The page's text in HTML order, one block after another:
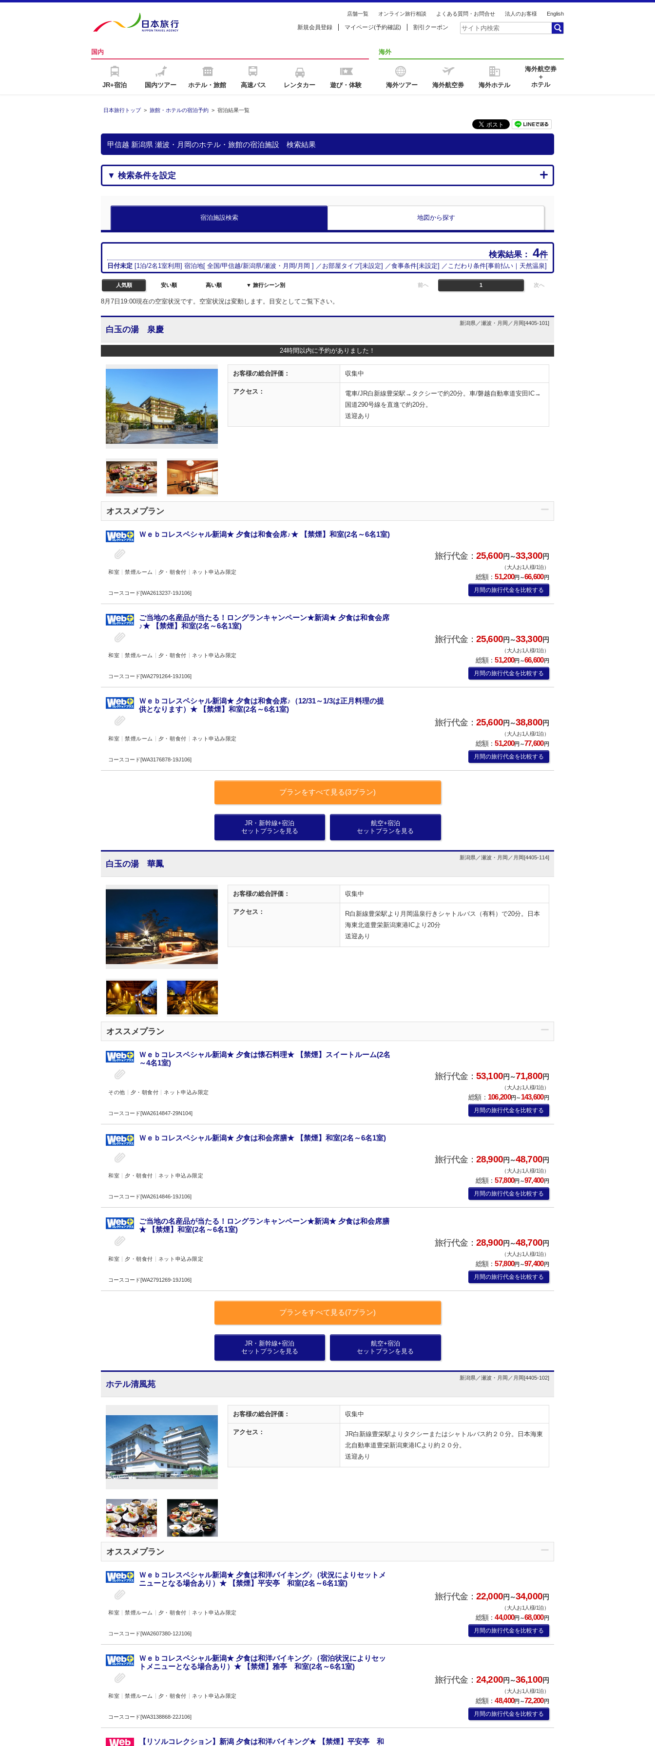
店舗一覧 オンライン旅行相談 よくある質問・お問合せ 法人のお客様 English
新規会員登録 マイページ(予約確認) 割引クーポン
国内
JR+宿泊 国内ツアー ホテル・旅館 高速バス レンタカー 遊び・体験
海外
海外ツアー 海外航空券 海外ホテル
海外航空券
＋
ホテル
日本旅行トップ > 旅館・ホテルの宿泊予約 > 宿泊結果一覧
甲信越 新潟県 瀬波・月岡のホテル・旅館の宿泊施設 検索結果
▼ 検索条件を設定
宿泊施設検索 地図から探す
検索結果： 4件
日付未定 [1泊/2名 1室利用] 宿泊地[ 全国/甲信越/新潟県/瀬波・月岡/月岡 ] ／お部屋タイプ[未設定] ／食事条件[未設定] ／こだわり条件[事前払い ｜ 天然温泉]
人気順 安い順 高い順 ▼ 旅行シーン別 前へ 1 次へ
8月7日19:00現在の空室状況です。空室状況は変動します。目安としてご覧下さい。
白玉の湯 泉慶
新潟県／瀬波・月岡／月岡[4405-101]
24時間以内に予約がありました！
お客様の総合評価： 収集中
アクセス：
電車/JR白新線豊栄駅→タクシーで約20分。車/磐越自動車道安田IC→
国道290号線を直進で約20分。
送迎あり
オススメプラン
Ｗｅｂコレスペシャル新潟★ 夕食は和食会席♪★ 【禁煙】和室(2名～6名1室)
和室 禁煙ルーム 夕・朝食付 ネット申込み限定
旅行代金：25,600円～33,300円
（大人お1人様/1泊）
総額：51,200円～66,600円
コースコード[WA2613237-19J106] 月間の旅行代金を比較する
ご当地の名産品が当たる！ロングランキャンペーン★新潟★ 夕食は和食会席
♪★ 【禁煙】和室(2名～6名1室)
和室 禁煙ルーム 夕・朝食付 ネット申込み限定
旅行代金：25,600円～33,300円
（大人お1人様/1泊）
総額：51,200円～66,600円
コースコード[WA2791264-19J106] 月間の旅行代金を比較する
Ｗｅｂコレスペシャル新潟★ 夕食は和食会席♪（12/31～1/3は正月料理の提
供となります）★ 【禁煙】和室(2名～6名1室)
和室 禁煙ルーム 夕・朝食付 ネット申込み限定
旅行代金：25,600円～38,800円
（大人お1人様/1泊）
総額：51,200円～77,600円
コースコード[WA3176878-19J106] 月間の旅行代金を比較する
プランをすべて見る(3プラン)
JR・新幹線+宿泊
セットプランを見る
航空+宿泊
セットプランを見る
白玉の湯 華鳳
新潟県／瀬波・月岡／月岡[4405-114]
お客様の総合評価： 収集中
アクセス：
R白新線豊栄駅より月岡温泉行きシャトルバス（有料）で20分。日本
海東北道豊栄新潟東港ICより20分
送迎あり
オススメプラン
Ｗｅｂコレスペシャル新潟★ 夕食は懐石料理★ 【禁煙】スイートルーム(2名
～4名1室)
その他 夕・朝食付 ネット申込み限定
旅行代金：53,100円～71,800円
（大人お1人様/1泊）
総額： 106,200円～ 143,600円
コースコード[WA2614847-29N104] 月間の旅行代金を比較する
Ｗｅｂコレスペシャル新潟★ 夕食は和会席膳★ 【禁煙】和室(2名～6名1室)
和室 夕・朝食付 ネット申込み限定
旅行代金：28,900円～48,700円
（大人お1人様/1泊）
総額：57,800円～97,400円
コースコード[WA2614846-19J106] 月間の旅行代金を比較する
ご当地の名産品が当たる！ロングランキャンペーン★新潟★ 夕食は和会席膳
★ 【禁煙】和室(2名～6名1室)
和室 夕・朝食付 ネット申込み限定
旅行代金：28,900円～48,700円
（大人お1人様/1泊）
総額：57,800円～97,400円
コースコード[WA2791269-19J106] 月間の旅行代金を比較する
プランをすべて見る(7プラン)
JR・新幹線+宿泊
セットプランを見る
航空+宿泊
セットプランを見る
ホテル清風苑
新潟県／瀬波・月岡／月岡[4405-102]
お客様の総合評価： 収集中
アクセス：
JR白新線豊栄駅よりタクシーまたはシャトルバス約２０分。日本海東
北自動車道豊栄新潟東港ICより約２０分。
送迎あり
オススメプラン
Ｗｅｂコレスペシャル新潟★ 夕食は和洋バイキング♪（状況によりセットメ
ニューとなる場合あり）★ 【禁煙】平安亭 和室(2名～6名1室)
和室 禁煙ルーム 夕・朝食付 ネット申込み限定
旅行代金：22,000円～34,000円
（大人お1人様/1泊）
総額：44,000円～68,000円
コースコード[WA2607380-12J106] 月間の旅行代金を比較する
Ｗｅｂコレスペシャル新潟★ 夕食は和洋バイキング♪（宿泊状況によりセッ
トメニューとなる場合あり）★ 【禁煙】雅亭 和室(2名～6名1室)
和室 禁煙ルーム 夕・朝食付 ネット申込み限定
旅行代金：24,200円～36,100円
（大人お1人様/1泊）
総額：48,400円～72,200円
コースコード[WA3138868-22J106] 月間の旅行代金を比較する
【リソルコレクション】新潟 夕食は和洋バイキング★ 【禁煙】平安亭 和